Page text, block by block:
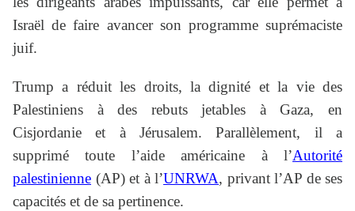
Israël de faire avancer son programme suprémaciste
juif.
Trump a réduit les droits, la dignité et la vie des
Palestiniens à des rebuts jetables à Gaza, en
Cisjordanie et à Jérusalem. Parallèlement, il a
supprimé toute l’aide américaine à l’Autorité
palestinienne (AP) et à l’UNRWA, privant l’AP de ses
capacités et de sa pertinence.